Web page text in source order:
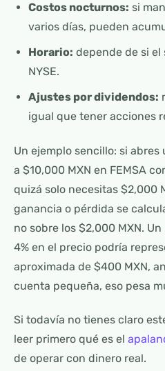
Costos nocturnos: si
varios días, pueden
Horario: depende de si el
NYSE.
Ajustes por dividendos:
igual que tener acciones
Un ejemplo sencillo: si
a $10,000 MXN en FEMSA
quizá solo necesitas $2,000
ganancia o pérdida se
no sobre los $2,000 MXN.
4% en el precio podría
aproximada de $400 MXN,
cuenta pequeña, eso pesa
Si todavía no tienes claro
leer primero qué es el
de operar con dinero real.